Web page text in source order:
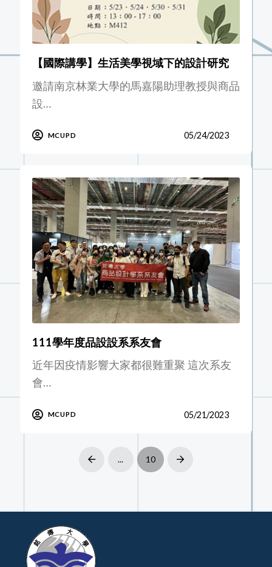
【國際講學】生活美學視域下的設計研究
邀請南京林業大學的馬嘉陽助理教授與商品
設…
MCUPD 05/24/2023
111學年度品設設系系友會
近年因疫情影響大家都很難重聚 這次系友
會…
MCUPD 05/21/2023
Prev ... 10 Next